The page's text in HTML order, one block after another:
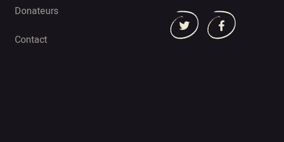
Donateurs
Contact